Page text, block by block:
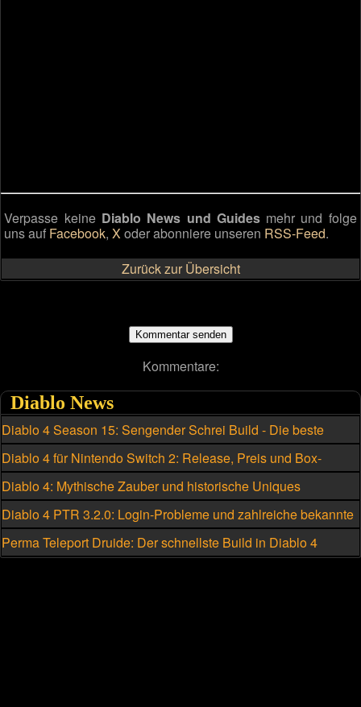
Verpasse keine Diablo News und Guidesmehr und folge
uns auf Facebook,Xoder abonniere unseren RSS-Feed.
Zurück zur Übersicht
Kommentare:
Diablo News
Diablo 4 Season 15: Sengender Schrei Build - Die beste
Skillung für den Hexenmeister
Diablo 4 für Nintendo Switch 2: Release, Preis und Box-
Version geleakt
Diablo 4: Mythische Zauber und historische Uniques
eskalieren
Diablo 4 PTR 3.2.0: Login-Probleme und zahlreiche bekannte
Fehler
Perma Teleport Druide: Der schnellste Build in Diablo 4